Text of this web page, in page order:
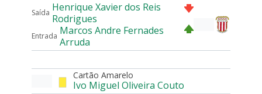
Saída Henrique Xavier dos Reis
Rodrigues
Entrada Marcos Andre Fernades
Arruda
Cartão Amarelo
Ivo Miguel Oliveira Couto